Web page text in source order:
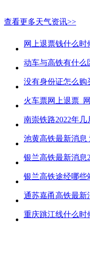
查看更多天气资讯>>
网上退票钱什么
动车与高铁有什么
没有身份证怎么购
火车票网上退票_
南崇铁路2022年几
池黄高铁最新消息
银兰高铁最新消息
银兰高铁途经哪些
通苏嘉甬高铁最新
重庆跳江线什么时